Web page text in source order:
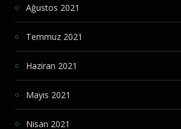
Ağustos 2021
Temmuz 2021
Haziran 2021
Mayıs 2021
Nisan 2021